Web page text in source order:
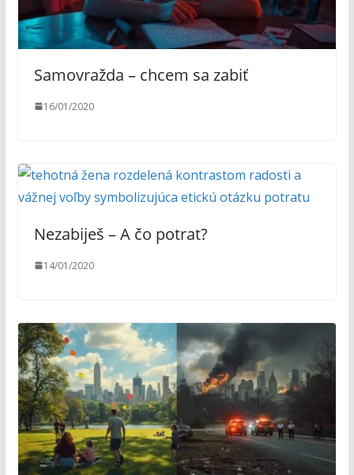
Samovražda – chcem sa zabiť
16/01/2020
Nezabiješ – A čo potrat?
14/01/2020